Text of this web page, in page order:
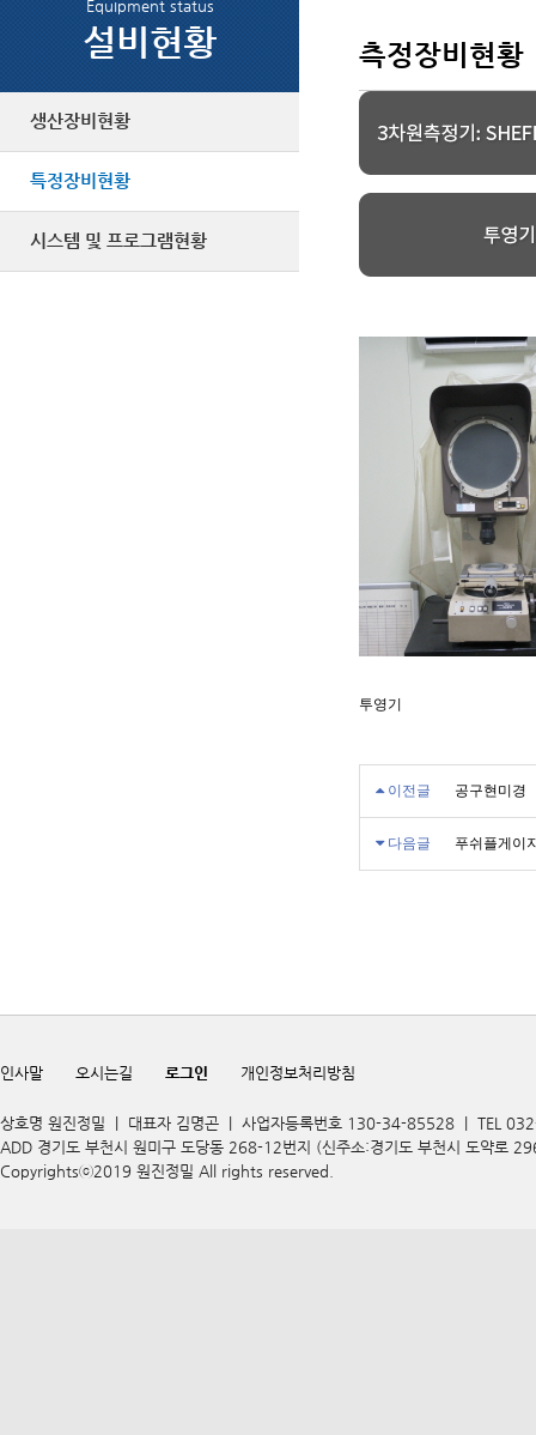
Equipment status
설비현황
생산장비현황
특정장비현황
시스템 및 프로그램현황
측정장비현황
투영기
이전글 공구현미경
다음글 푸쉬플게이
인사말 오시는길 로그인 개인정보처리방침
상호명 원진정밀 | 대표자 김명곤 | 사업자등록번호 130-34-85528 | TEL
ADD 경기도 부천시 원미구 도당동 268-12번지 (신주소:경기도 부천시 도약
Copyrightsⓒ2019 원진정밀 All rights reserved.